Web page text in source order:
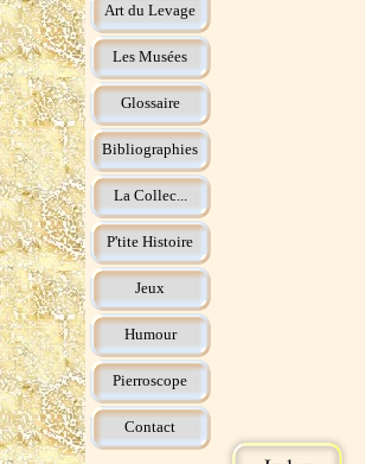
Art du Levage
Les Musées
Glossaire
Bibliographies
La Collec...
P'tite Histoire
Jeux
Humour
Pierroscope
Contact